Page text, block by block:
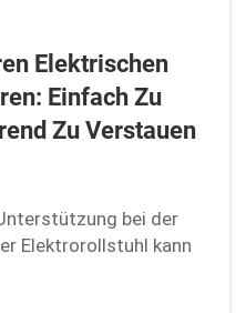
Elektrischen
Einfach Zu
Zu Verstauen
bei der
Elektrorollstuhl kann
sein. Die Rollstühle sind
sich daher